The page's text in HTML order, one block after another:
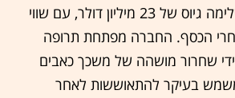
PainReform שהשלימה גיוס של 23 מיליון דולר, עם שווי
אחרי הכסף. החברה מפתחת תרופה
שחרור מושהה של משכך כאבים
המשמש בעיקר להתאוששות לאחר